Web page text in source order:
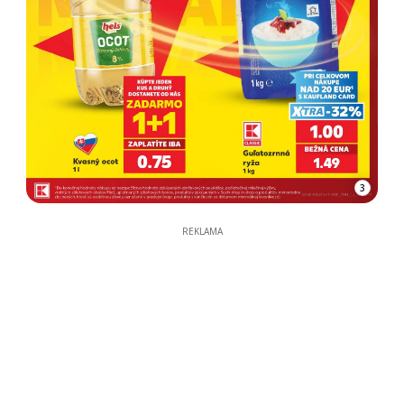
3
REKLAMA